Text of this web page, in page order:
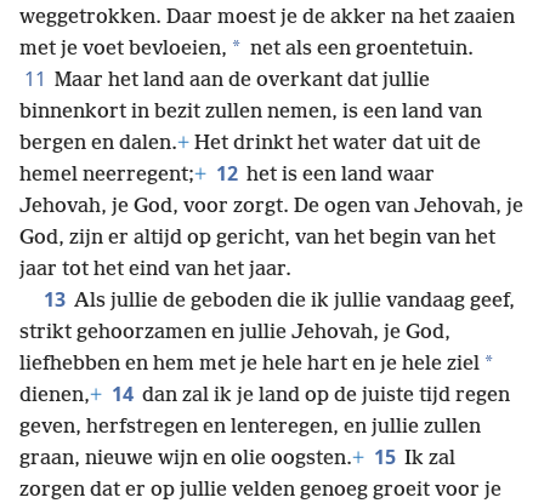
weggetrokken. Daar moest je de akker na het zaaien
met je voet bevloeien, * net als een groentetuin.
11 Maar het land aan de overkant dat jullie
binnenkort in bezit zullen nemen, is een land van
bergen en dalen.+ Het drinkt het water dat uit de
hemel neerregent;+ 12 het is een land waar
Jehovah, je God, voor zorgt. De ogen van Jehovah, je
God, zijn er altijd op gericht, van het begin van het
jaar tot het eind van het jaar.
13 Als jullie de geboden die ik jullie vandaag geef,
strikt gehoorzamen en jullie Jehovah, je God,
liefhebben en hem met je hele hart en je hele ziel *
dienen,+ 14 dan zal ik je land op de juiste tijd regen
geven, herfstregen en lenteregen, en jullie zullen
graan, nieuwe wijn en olie oogsten.+ 15 Ik zal
zorgen dat er op jullie velden genoeg groeit voor je